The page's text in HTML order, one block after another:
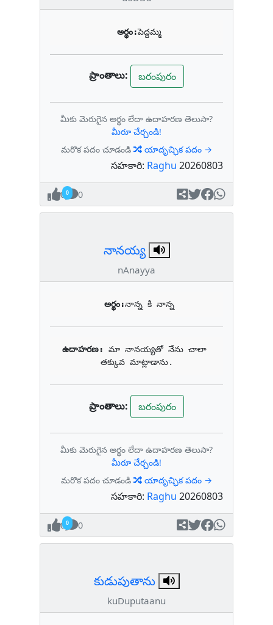
అర్థం:పెద్దమ్మ
ప్రాంతాలు: బరంపురం
మీకు మెరుగైన అర్థం లేదా ఉదాహరణ తెలుసా?
మీరూ చేర్చండి!
మరొక పదం చూడండి
యాదృచ్ఛిక పదం →
సహకారి: Raghu 20260803
0 0
నానయ్య
nAnayya
అర్థం:నాన్న కి నాన్న
ఉదాహరణ: మా నానయ్యతో నేను చాలా
తక్కువ మాట్లాడాను.
ప్రాంతాలు: బరంపురం
మీకు మెరుగైన అర్థం లేదా ఉదాహరణ తెలుసా?
మీరూ చేర్చండి!
మరొక పదం చూడండి
యాదృచ్ఛిక పదం →
సహకారి: Raghu 20260803
0 0
కుడుపుతాను
kuDuputaanu